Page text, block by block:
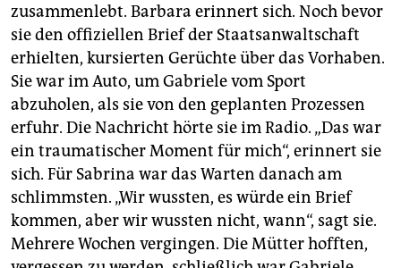
zusammenlebt. Barbara erinnert sich. Noch bevor
sie den offiziellen Brief der Staatsanwaltschaft
erhielten, kursierten Gerüchte über das Vorhaben.
Sie war im Auto, um Gabriele vom Sport
abzuholen, als sie von den geplanten Prozessen
erfuhr. Die Nachricht hörte sie im Radio. „Das war
ein traumatischer Moment für mich“, erinnert sie
sich. Für Sabrina war das Warten danach am
schlimmsten. „Wir wussten, es würde ein Brief
kommen, aber wir wussten nicht, wann“, sagt sie.
Mehrere Wochen vergingen. Die Mütter hofften,